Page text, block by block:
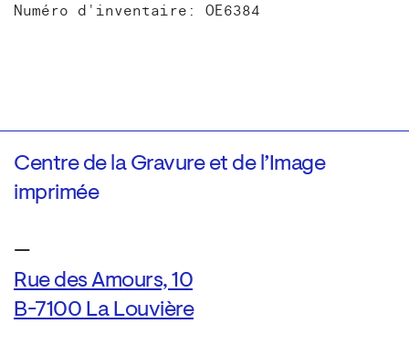
Numéro d'inventaire: OE6384
Centre de la Gravure et de l’Image
imprimée
—
Rue des Amours, 10
B-7100 La Louvière